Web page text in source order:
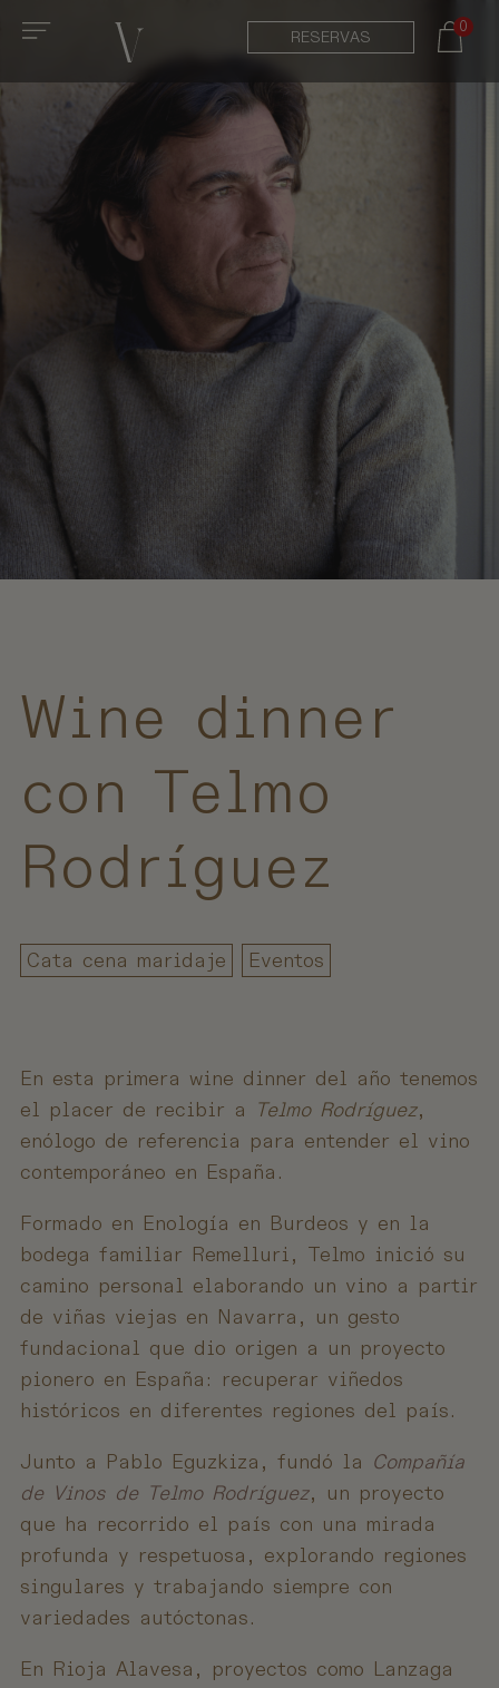
RESERVAS
0
Wine dinner
con Telmo
Rodríguez
Cata cena maridaje Eventos
En esta primera wine dinner del año tenemos
el placer de recibir a
Telmo Rodríguez,
enólogo de referencia para entender el vino
contemporáneo en España.
Formado en Enología en Burdeos y en la
bodega familiar Remelluri, Telmo inició su
camino personal elaborando un vino a partir
de viñas viejas en Navarra, un gesto
fundacional que dio origen a un proyecto
pionero en España: recuperar viñedos
históricos en diferentes regiones del país.
Junto a Pablo Eguzkiza, fundó la
Compañía
de Vinos de Telmo Rodríguez, un proyecto
que ha recorrido el país con una mirada
profunda y respetuosa, explorando regiones
singulares y trabajando siempre con
variedades autóctonas.
En Rioja Alavesa, proyectos como Lanzaga